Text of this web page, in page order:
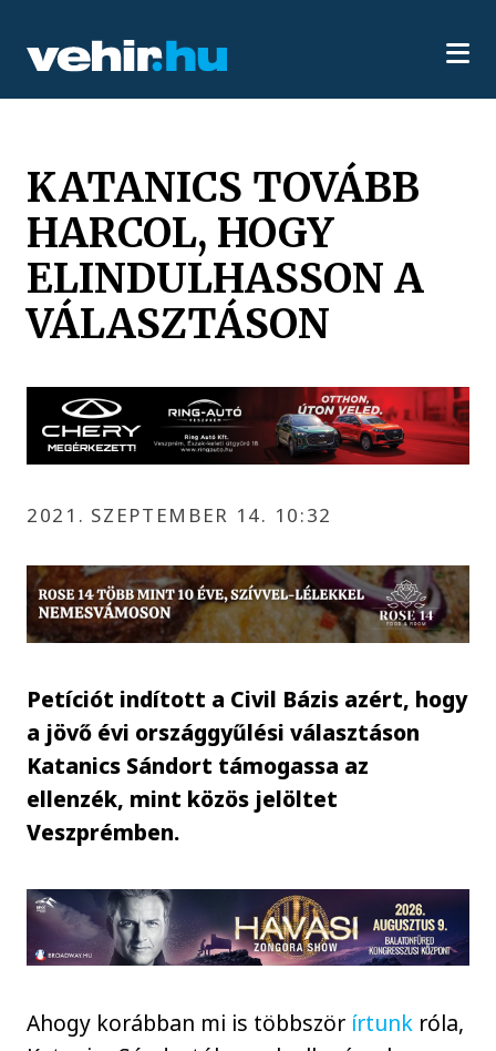
KATANICS TOVÁBB
HARCOL, HOGY
ELINDULHASSON A
VÁLASZTÁSON
2021. SZEPTEMBER 14. 10:32
Petíciót indított a Civil Bázis azért, hogy
a jövő évi országgyűlési választáson
Katanics Sándort támogassa az
ellenzék, mint közös jelöltet
Veszprémben.
Ahogy korábban mi is többször írtunk róla,